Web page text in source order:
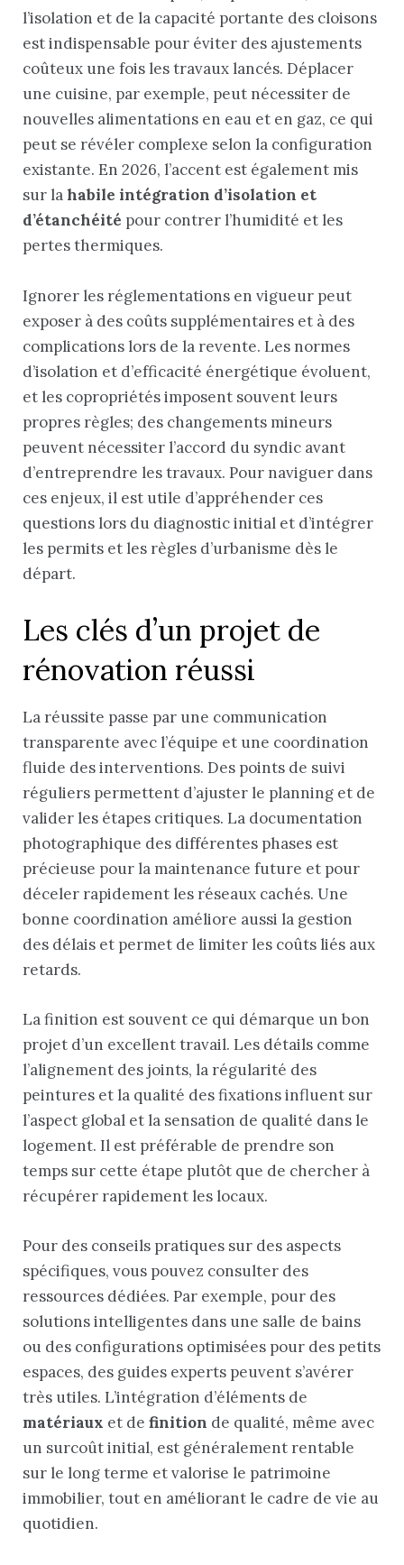
l’isolation et de la capacité portante des cloisons
est indispensable pour éviter des ajustements
coûteux une fois les travaux lancés. Déplacer
une cuisine, par exemple, peut nécessiter de
nouvelles alimentations en eau et en gaz, ce qui
peut se révéler complexe selon la configuration
existante. En 2026, l’accent est également mis
sur la habile intégration d’isolation et
d’étanchéité pour contrer l’humidité et les
pertes thermiques.
Ignorer les réglementations en vigueur peut
exposer à des coûts supplémentaires et à des
complications lors de la revente. Les normes
d’isolation et d’efficacité énergétique évoluent,
et les copropriétés imposent souvent leurs
propres règles; des changements mineurs
peuvent nécessiter l’accord du syndic avant
d’entreprendre les travaux. Pour naviguer dans
ces enjeux, il est utile d’appréhender ces
questions lors du diagnostic initial et d’intégrer
les permits et les règles d’urbanisme dès le
départ.
Les clés d’un projet de
rénovation réussi
La réussite passe par une communication
transparente avec l’équipe et une coordination
fluide des interventions. Des points de suivi
réguliers permettent d’ajuster le planning et de
valider les étapes critiques. La documentation
photographique des différentes phases est
précieuse pour la maintenance future et pour
déceler rapidement les réseaux cachés. Une
bonne coordination améliore aussi la gestion
des délais et permet de limiter les coûts liés aux
retards.
La finition est souvent ce qui démarque un bon
projet d’un excellent travail. Les détails comme
l’alignement des joints, la régularité des
peintures et la qualité des fixations influent sur
l’aspect global et la sensation de qualité dans le
logement. Il est préférable de prendre son
temps sur cette étape plutôt que de chercher à
récupérer rapidement les locaux.
Pour des conseils pratiques sur des aspects
spécifiques, vous pouvez consulter des
ressources dédiées. Par exemple, pour des
solutions intelligentes dans une salle de bains
ou des configurations optimisées pour des petits
espaces, des guides experts peuvent s’avérer
très utiles. L’intégration d’éléments de
matériaux et de finition de qualité, même avec
un surcoût initial, est généralement rentable
sur le long terme et valorise le patrimoine
immobilier, tout en améliorant le cadre de vie au
quotidien.